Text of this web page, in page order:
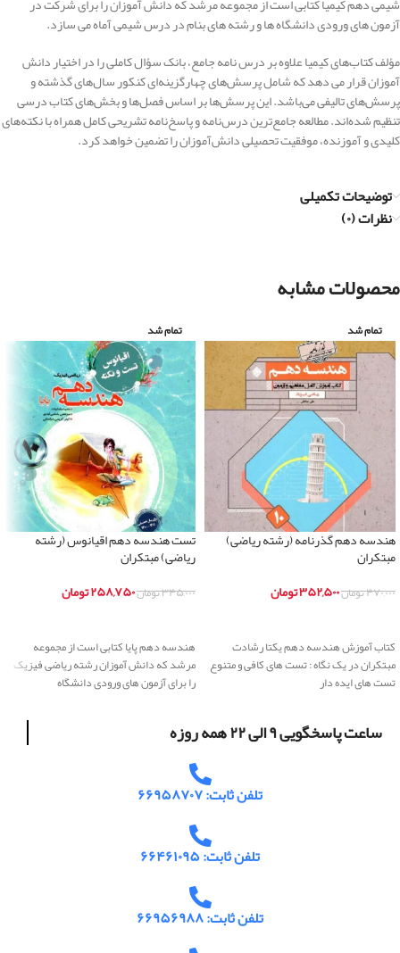
آزمون های ورودی دانشگاه ها و رشته های بنام در درس شیمی آماه می سازد.
مؤلف کتاب‌های کیمیا علاوه بر درس نامه جامع، بانک سؤال کاملی را در اختیار دانش
آموزان قرار می دهد که شامل پرسش‌های چهارگزینه‌ای کنکور سال‌های گذشته و
پرسش‌های تالیفی می‌باشد. این پرسش‌ها بر اساس فصل‌ها و بخش‌های کتاب درسی
تنظیم شده‌اند. مطالعه جامع‌ترین درس‌نامه و پاسخ‌نامه تشریحی کامل همراه با نکته‌های
کلیدی و آموزنده، موفقیت تحصیلی دانش‌آموزان را تضمین خواهد کرد.
توضیحات تکمیلی
نظرات (۰)
محصولات مشابه
تمام شد
هندسه دهم گذرنامه (رشته ریاضی)
مبتکران
۴۷۰,۰۰۰تومان۳۵۲,۵۰۰تومان
کتاب آموزش هندسه دهم یکتا رشادت
مبتکران در یک نگاه : تست های کافی و متنوع
تست های ایده دار
تمام شد
تست هندسه دهم اقیانوس (رشته
ریاضی) مبتکران
۳۴۵,۰۰۰تومان۲۵۸,۷۵۰تومان
هندسه دهم پایا کتابی است از مجموعه
مرشد که دانش آموزان رشته ریاضی فیزیک
را برای آزمون های ورودی دانشگاه
ساعت پاسخگویی ۹ الی ۲۲ همه روزه
تلفن ثابت: ۶۶۹۵۸۷۰۷
تلفن ثابت: ۶۶۴۶۱۰۹۵
تلفن ثابت: ۶۶۹۵۶۹۸۸